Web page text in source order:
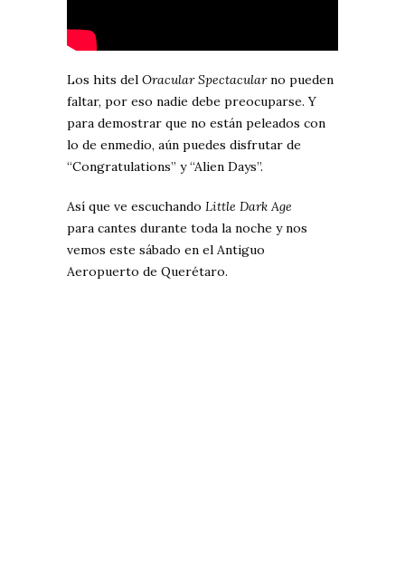
Los hits del Oracular Spectacularno pueden
faltar, por eso nadie debe preocuparse. Y
para demostrar que no están peleados con
lo de enmedio, aún puedes disfrutar de
“Congratulations” y “Alien Days”.
Así que ve escuchando Little Dark Age
para cantes durante toda la noche y nos
vemos este sábado en el Antiguo
Aeropuerto de Querétaro.